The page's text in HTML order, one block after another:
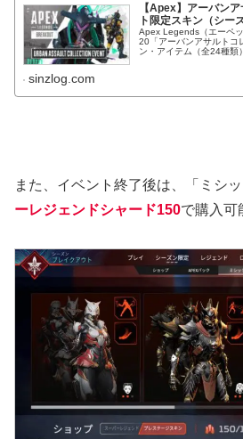
【Apex】アーバン
ト限定スキン（シー
Apex Legends（エーペ
20「アーバンアサルトコ
ン・アイテム（全24種類
sinzlog.com
また、イベント終了後は、「ミシ
ーレジェンドシャード150で購入可